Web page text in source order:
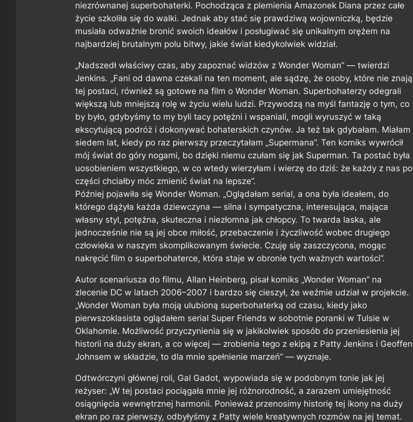
niezrównanej superbohaterki. Pochodząca z plemienia Amazonek Diana przez całe
życie szkoliła się do walki. Jednak aby stać się prawdziwą wojowniczką, będzie
musiała odważnie bronić swoich ideałów i posługiwać się unikalnym orężem na
najbardziej brutalnym polu bitwy, jakie świat kiedykolwiek widział.
„Nadszedł właściwy czas, aby zapoznać widzów z Wonder Woman” — twierdzi
Jenkins. „Fani od dawna czekali na ten moment, ale sądzę, że osoby, które nie znają
tej postaci, również są gotowe na film o Wonder Woman. Superbohaterzy odegrali
większą lub mniejszą rolę w życiu wielu ludzi. Przywodzą na myśl fantazję o tym, co
by było, gdybyśmy to my byli tacy potężni i wspaniali, mogli wyruszyć w taką
ekscytującą podróż i dokonywać bohaterskich czynów. Ja też tak gdybałam. Miałam
siedem lat, kiedy po raz pierwszy przeczytałam „Supermana”. Ten komiks wywrócił
mój świat do góry nogami, bo dzięki niemu czułam się jak Superman. Ta postać była
uosobieniem wszystkiego, w co wtedy wierzyłam i wierzę do dziś: że każdy z nas po
części chciałby móc zmienić świat na lepsze”.
Później pojawiła się Wonder Woman. „Oglądałam serial, a ona była ideałem, do
którego dążyła każda dziewczyna — silna i sympatyczna, interesująca, mająca
własny styl, potężna, skuteczna i niezłomna jak chłopcy. To twarda laska, ale
jednocześnie nie są jej obce miłość, przebaczenie i życzliwość wobec drugiego
człowieka w naszym skomplikowanym świecie. Czuję się zaszczycona, mogąc
nakręcić film o superbohaterce, która staje w obronie tych ważnych wartości”.
Autor scenariusza do filmu, Allan Heinberg, pisał komiks „Wonder Woman” na
zlecenie DC w latach 2006–2007 i bardzo się cieszył, że weźmie udział w projekcie.
„Wonder Woman była moją ulubioną superbohaterką od czasu, kiedy jako
pierwszoklasista oglądałem serial Super Friends w sobotnie poranki w Tulsie w
Oklahomie. Możliwość przyczynienia się w jakikolwiek sposób do przeniesienia jej
historii na duży ekran, a co więcej — zrobienia tego z ekipą z Patty Jenkins i Geoffen
Johnsem w składzie, to dla mnie spełnienie marzeń” — wyznaje.
Odtwórczyni głównej roli, Gal Gadot, wypowiada się w podobnym tonie jak jej
reżyser: „W tej postaci pociągała mnie jej różnorodność, a zarazem umiejętność
osiągnięcia wewnętrznej harmonii. Ponieważ przenosimy historię tej ikony na duży
ekran po raz pierwszy, odbyłyśmy z Patty wiele kreatywnych rozmów na jej temat.